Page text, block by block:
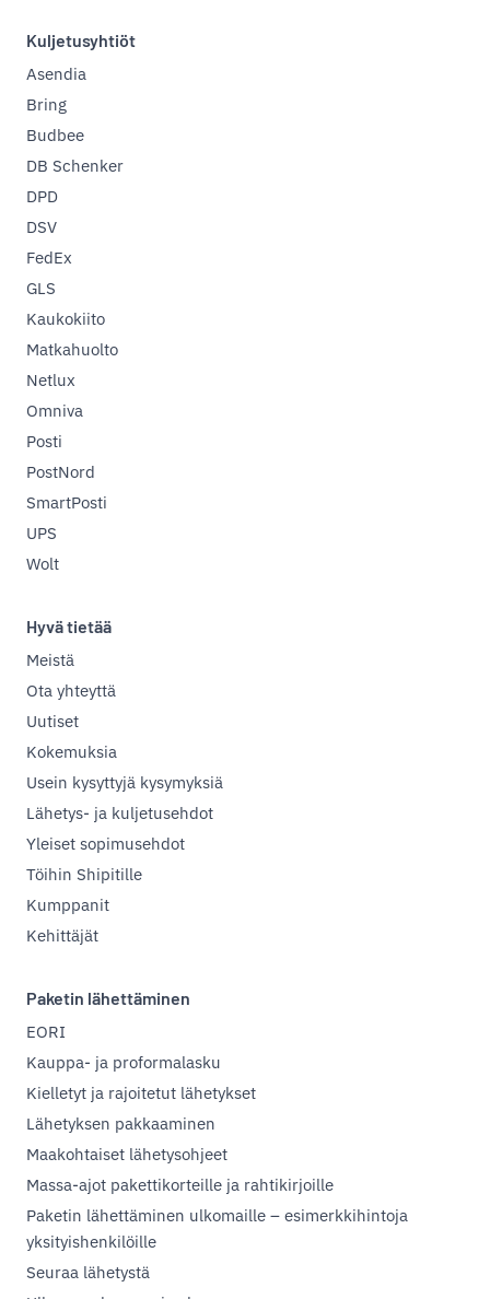
Kuljetusyhtiöt
Asendia
Bring
Budbee
DB Schenker
DPD
DSV
FedEx
GLS
Kaukokiito
Matkahuolto
Netlux
Omniva
Posti
PostNord
SmartPosti
UPS
Wolt
Hyvä tietää
Meistä
Ota yhteyttä
Uutiset
Kokemuksia
Usein kysyttyjä kysymyksiä
Lähetys- ja kuljetusehdot
Yleiset sopimusehdot
Töihin Shipitille
Kumppanit
Kehittäjät
Paketin lähettäminen
EORI
Kauppa- ja proformalasku
Kielletyt ja rajoitetut lähetykset
Lähetyksen pakkaaminen
Maakohtaiset lähetysohjeet
Massa-ajot pakettikorteille ja rahtikirjoille
Paketin lähettäminen ulkomaille – esimerkkihintoja
yksityishenkilöille
Seuraa lähetystä